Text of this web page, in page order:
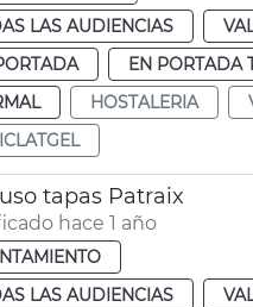
LAS AUDIENCIAS
EN PORTADA
HOSTALERIA
tapas Patraix
hace 1 año
LAS AUDIENCIAS